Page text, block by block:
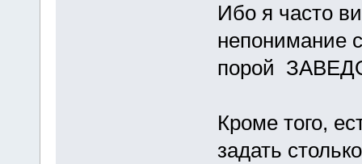
Ибо я часто
непонимание
порой
Кроме того,
задать